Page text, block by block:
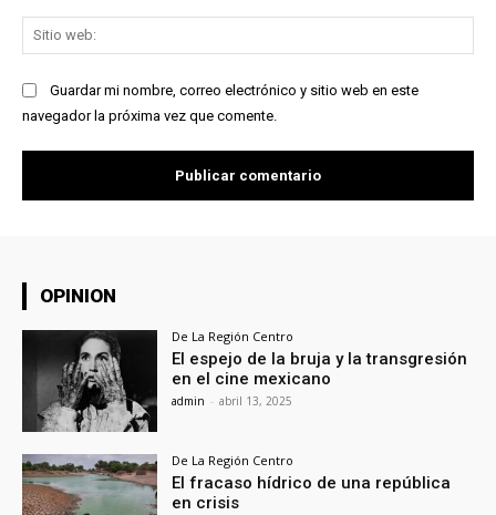
Guardar mi nombre, correo electrónico y sitio web en este
navegador la próxima vez que comente.
OPINION
De La Región Centro
El espejo de la bruja y la transgresión
en el cine mexicano
admin - abril 13, 2025
De La Región Centro
El fracaso hídrico de una república
en crisis